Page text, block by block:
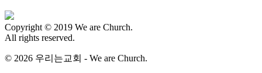
Copyright © 2019 We are Church.
All rights reserved.
© 2026 우리는교회 - We are Church.